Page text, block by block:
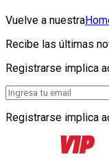
Vuelve a nuestra
Recibe las últimas
Registrarse implica
Registrarse implica